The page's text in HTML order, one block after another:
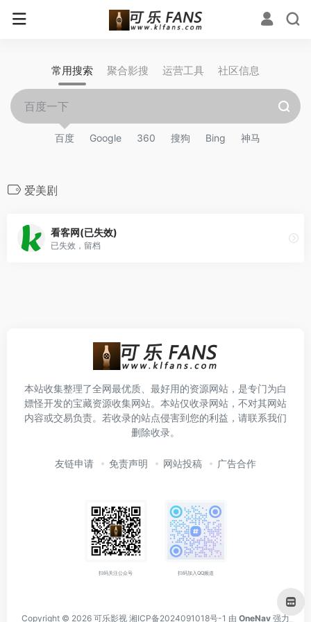
常用搜索 聚合影搜 运营工具 社区信息
百度 Google 360 搜狗 Bing 神马
爱美剧
看客网(已失效)
已失效，留档
本站收集整理了全网最优质、最好用的资源网站，是专门为白
嫖怪开发的宝藏资源收集网站。本站仅收录网站，不对其网站
内容或交易负责。若收录的站点侵害到您的利益，请联系我们
删除收录。
友链申请 免责声明 网站投稿 广告合作
扫码关注公众号 扫码加入QQ频道
Copyright © 2026 可乐影视 湘ICP备2024091018号-1 由 OneNav 强力